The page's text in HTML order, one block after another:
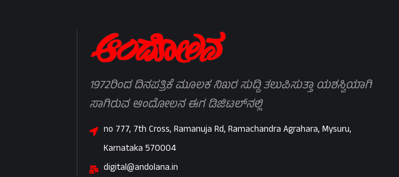
1972ರಿಂದ ದಿನಪತ್ರಿಕೆ ಮೂಲಕ ನಿಖರ ಸುದ್ದಿ ತಲುಪಿಸುತ್ತಾ ಯಶಸ್ವಿಯಾಗಿ
ಸಾಗಿರುವ ಆಂದೋಲನ ಈಗ ಡಿಜಿಟಲ್‌ನಲ್ಲಿ
no 777, 7th Cross, Ramanuja Rd, Ramachandra Agrahara, Mysuru,
Karnataka 570004
digital@andolana.in